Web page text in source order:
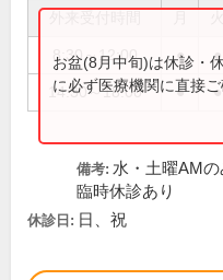
8:30～12:00 ● ●
14:30～18:00 ● ●
お盆(8月中旬)は休診・
に必ず医療機関に直接ご
備考: 水・土曜AMの
臨時休診あり
休診日: 日、祝